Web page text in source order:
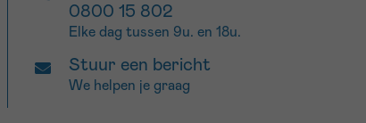
0800 15 802
Elke dag tussen 9u. en 18u.
Stuur een bericht
We helpen je graag